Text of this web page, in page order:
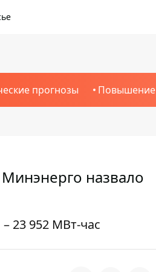
прогнозы Повышение
назвало
23 952 МВт-час